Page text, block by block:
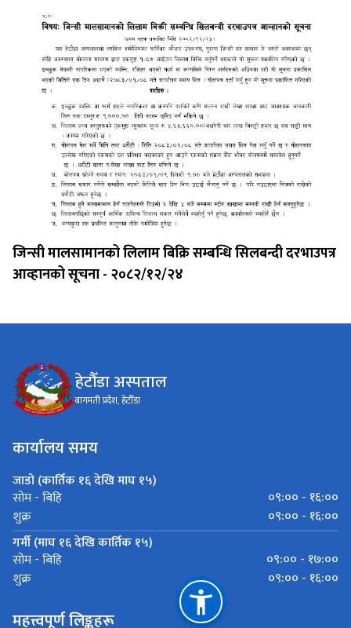
जिन्सी मालसामानको लिलाम बिक्रि सम्बन्धि सिलबन्दी दरभाउपत्र
आव्हानको सूचना - २०८२/१२/२४
हेटौँडा अस्पताल
बागमती प्रदेश, हेटौँडा
कार्यालय समय
जाडो (कार्तिक १६ देखि माघ १५)
सोम - बिहि
०९:०० - १६:००
शुक्र
०९:०० - १६:००
गर्मी (माघ १६ देखि कार्तिक १५)
सोम - बिहि
०९:०० - १७:००
शुक्र
०९:०० - १६:००
महत्त्वपूर्ण लिङ्कहरू